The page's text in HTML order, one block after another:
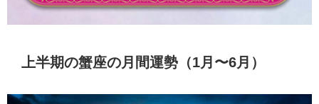
上半期の蟹座の月間運勢（1月〜6月）